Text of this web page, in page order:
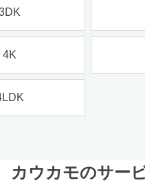
4K
カウカモのサー